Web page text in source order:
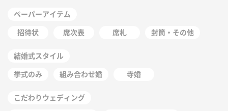
ペーパーアイテム
招待状 席次表 席札 封筒・その他
結婚式スタイル
挙式のみ 組み合わせ婚 寺婚
こだわりウェディング